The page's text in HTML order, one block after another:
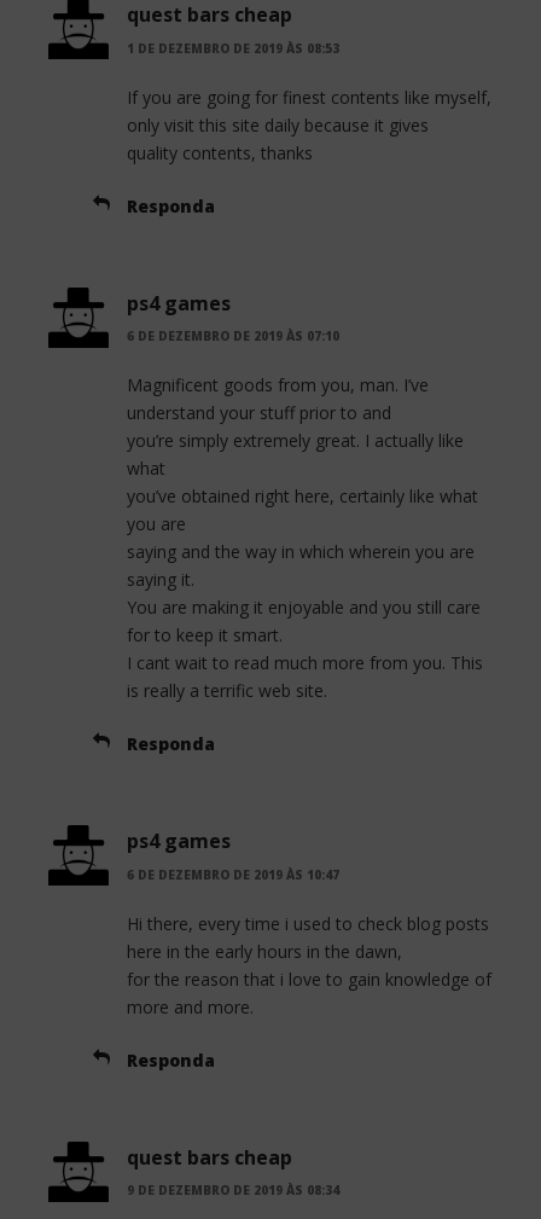
quest bars cheap
1 DE DEZEMBRO DE 2019 ÀS 08:53
If you are going for finest contents like myself,
only visit this site daily because it gives
quality contents, thanks
Responda
ps4 games
6 DE DEZEMBRO DE 2019 ÀS 07:10
Magnificent goods from you, man. I’ve
understand your stuff prior to and
you’re simply extremely great. I actually like
what
you’ve obtained right here, certainly like what
you are
saying and the way in which wherein you are
saying it.
You are making it enjoyable and you still care
for to keep it smart.
I cant wait to read much more from you. This
is really a terrific web site.
Responda
ps4 games
6 DE DEZEMBRO DE 2019 ÀS 10:47
Hi there, every time i used to check blog posts
here in the early hours in the dawn,
for the reason that i love to gain knowledge of
more and more.
Responda
quest bars cheap
9 DE DEZEMBRO DE 2019 ÀS 08:34